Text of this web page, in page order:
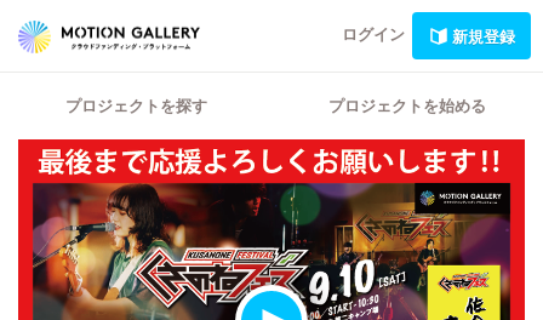
ログイン 新規登録
プロジェクトを探す プロジェクトを始める